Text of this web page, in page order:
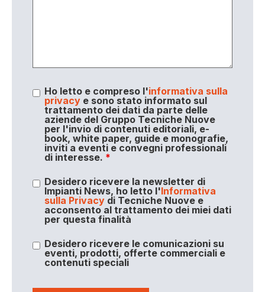
Ho letto e compreso l'informativa sulla
privacye sono stato informato sul
trattamento dei dati da parte delle
aziende del Gruppo Tecniche Nuove
per l'invio di contenuti editoriali, e-
book, white paper, guide e monografie,
inviti a eventi e convegni professionali
di interesse. *
Desidero ricevere la newsletter di
Impianti News, ho letto l'Informativa
sulla Privacydi Tecniche Nuove e
acconsento al trattamento dei miei dati
per questa finalità
Desidero ricevere le comunicazioni su
eventi, prodotti, offerte commerciali e
contenuti speciali